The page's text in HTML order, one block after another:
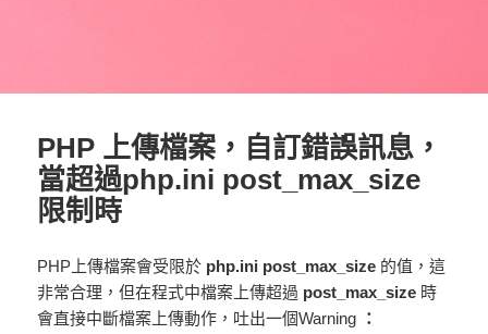
PHP 上傳檔案，自訂錯誤訊息，
當超過php.ini post_max_size
限制時
PHP上傳檔案會受限於 php.ini post_max_size 的值，這
非常合理，但在程式中檔案上傳超過 post_max_size 時
會直接中斷檔案上傳動作，吐出一個Warning ：